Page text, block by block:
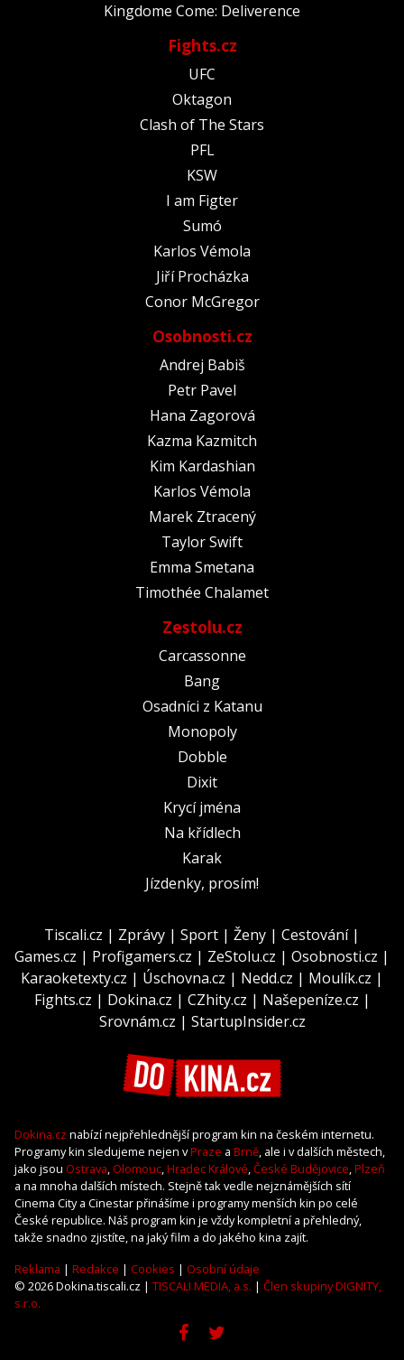
Kingdome Come: Deliverence
Fights.cz
UFC
Oktagon
Clash of The Stars
PFL
KSW
I am Figter
Sumó
Karlos Vémola
Jiří Procházka
Conor McGregor
Osobnosti.cz
Andrej Babiš
Petr Pavel
Hana Zagorová
Kazma Kazmitch
Kim Kardashian
Karlos Vémola
Marek Ztracený
Taylor Swift
Emma Smetana
Timothée Chalamet
Zestolu.cz
Carcassonne
Bang
Osadníci z Katanu
Monopoly
Dobble
Dixit
Krycí jména
Na křídlech
Karak
Jízdenky, prosím!
Tiscali.cz | Zprávy | Sport | Ženy | Cestování|
Games.cz | Profigamers.cz | ZeStolu.cz | Osobnosti.cz |
Karaoketexty.cz | Úschovna.cz | Nedd.cz | Moulík.cz |
Fights.cz | Dokina.cz | CZhity.cz | Našepeníze.cz |
Srovnám.cz | StartupInsider.cz
Dokina.cz nabízí nejpřehlednější program kin na českém internetu.
Programy kin sledujeme nejen vPraze a Brně, ale i v dalších městech,
jako jsou Ostrava, Olomouc,Hradec Králové,České Budějovice,Plzeň
a na mnoha dalších místech. Stejně tak vedle nejznámějších sítí
Cinema City a Cinestar přinášíme i programy menších kin po celé
České republice. Náš program kin je vždy kompletní a přehledný,
takže snadno zjistíte, na jaký film a do jakého kina zajít.
Reklama | Redakce | Cookies | Osobní údaje
© 2026 Dokina.tiscali.cz | TISCALI MEDIA, a.s. | Člen skupiny DIGNITY,
s.r.o.